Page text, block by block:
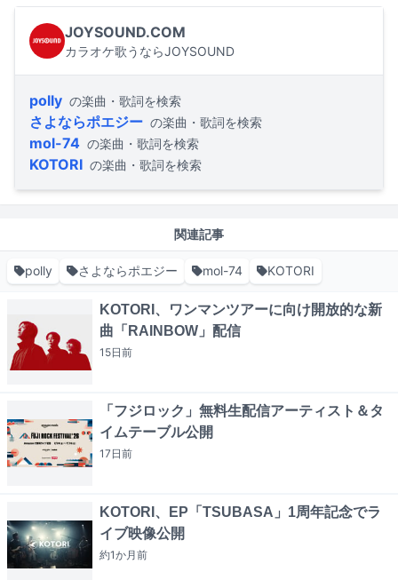
JOYSOUND.COM
カラオケ歌うならJOYSOUND
polly の楽曲・歌詞を検索
さよならポエジー の楽曲・歌詞を検索
mol-74 の楽曲・歌詞を検索
KOTORI の楽曲・歌詞を検索
関連記事
polly さよならポエジー mol-74 KOTORI
KOTORI、ワンマンツアーに向け開放的な新
曲「RAINBOW」配信
15日前
「フジロック」無料生配信アーティスト＆タ
イムテーブル公開
17日前
KOTORI、EP「TSUBASA」1周年記念でラ
イブ映像公開
約1か月前